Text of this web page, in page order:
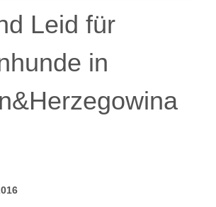
Leid für
in